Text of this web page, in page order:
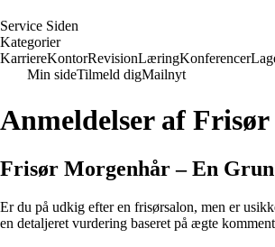
Service Siden
Kategorier
KarriereKontorRevisionLæringKonferencer
Min sideTilmeld digMailnyt
Anmeldelser af
Frisør Morgenhår – En
Er du på udkig efter en frisørsalon, men er
en detaljeret vurdering baseret på ægte